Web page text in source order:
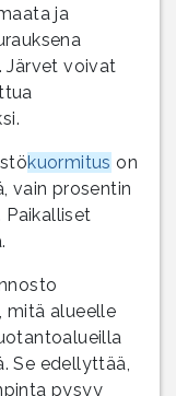
ja
voivat
kuormitus on
vain prosentin
Paikalliset
mitä alueelle
Se edellyttää,
pysyy